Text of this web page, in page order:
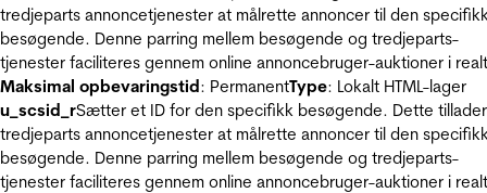
tredjeparts annoncetjenester at målrette annoncer til den
besøgende. Denne parring mellem besøgende og tredjeparts-
tjenester faciliteres gennem online annoncebruger-auktioner i
Maksimal opbevaringstid: PermanentType: Lokalt HTML-lager
u_scsid_rSætter et ID for den specifikk besøgende. Dette tillader
tredjeparts annoncetjenester at målrette annoncer til den
besøgende. Denne parring mellem besøgende og tredjeparts-
tjenester faciliteres gennem online annoncebruger-auktioner i